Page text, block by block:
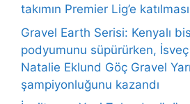
takımın Premier Lig’e
Gravel Earth Serisi: Kenyalı
podyumunu süpürürken,
Natalie Eklund Göç Gravel
şampiyonluğunu kazandı